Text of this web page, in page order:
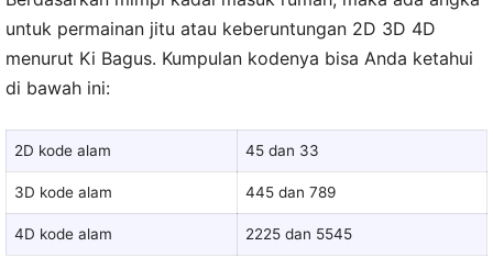
untuk permainan jitu atau keberuntungan 2D 3D 4D
menurut Ki Bagus. Kumpulan kodenya bisa Anda ketahui
di bawah ini:
2D kode alam 45 dan 33
3D kode alam 445 dan 789
4D kode alam 2225 dan 5545